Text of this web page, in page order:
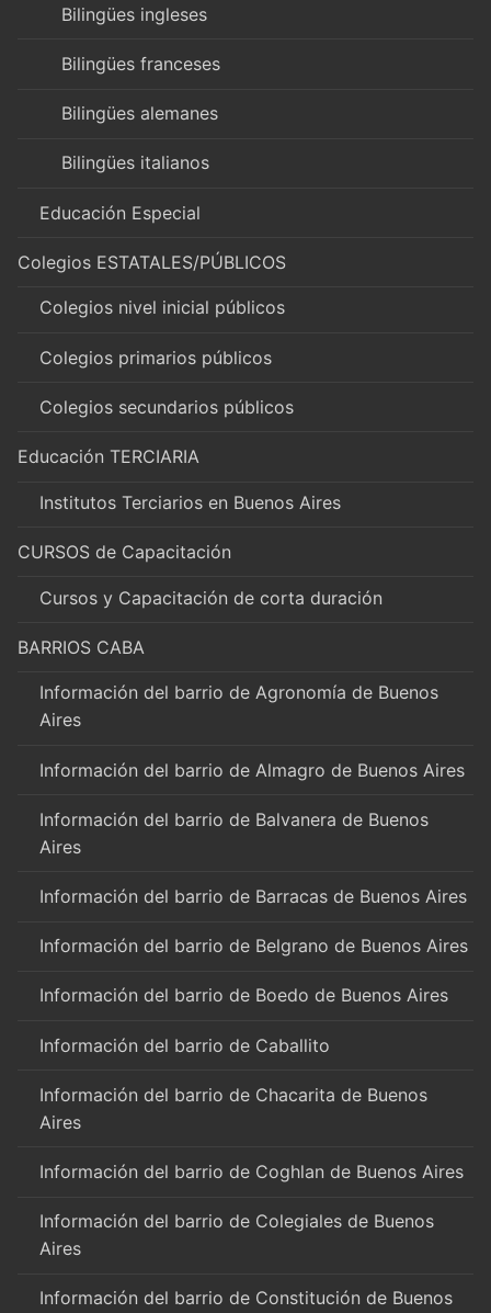
Bilingües ingleses
Bilingües franceses
Bilingües alemanes
Bilingües italianos
Educación Especial
Colegios ESTATALES/PÚBLICOS
Colegios nivel inicial públicos
Colegios primarios públicos
Colegios secundarios públicos
Educación TERCIARIA
Institutos Terciarios en Buenos Aires
CURSOS de Capacitación
Cursos y Capacitación de corta duración
BARRIOS CABA
Información del barrio de Agronomía de Buenos
Aires
Información del barrio de Almagro de Buenos Aires
Información del barrio de Balvanera de Buenos
Aires
Información del barrio de Barracas de Buenos Aires
Información del barrio de Belgrano de Buenos Aires
Información del barrio de Boedo de Buenos Aires
Información del barrio de Caballito
Información del barrio de Chacarita de Buenos
Aires
Información del barrio de Coghlan de Buenos Aires
Información del barrio de Colegiales de Buenos
Aires
Información del barrio de Constitución de Buenos